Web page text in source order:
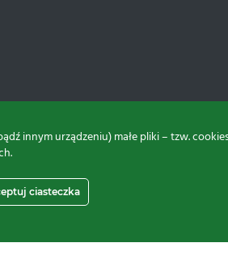
innym urządzeniu) małe pliki – tzw.
ciasteczka